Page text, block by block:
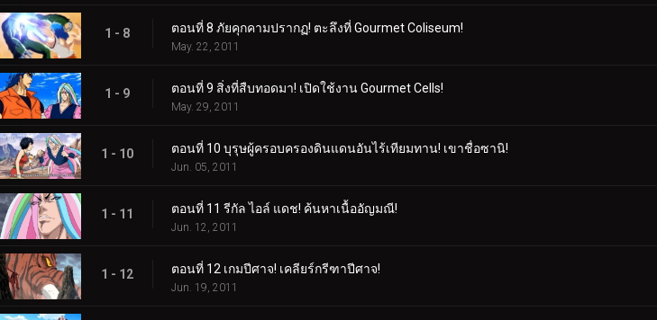
1 - 8 ตอนที่ 8 ภัยคุกคามปรากฏ! ตะลึงที่ Gourmet Coliseum!
May. 22, 2011
1 - 9 ตอนที่ 9 สิ่งที่สืบทอดมา! เปิดใช้งาน Gourmet Cells!
May. 29, 2011
1 - 10 ตอนที่ 10 บุรุษผู้ครอบครองดินแดนอันไร้เทียมทาน! เขาชื่อซานิ!
Jun. 05, 2011
1 - 11 ตอนที่ 11 รีกัล ไอล์ แดช! ค้นหาเนื้ออัญมณี!
Jun. 12, 2011
1 - 12 ตอนที่ 12 เกมปีศาจ! เคลียร์กรีฑาปีศาจ!
Jun. 19, 2011